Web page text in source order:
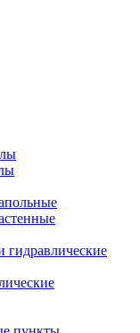
гидравлические